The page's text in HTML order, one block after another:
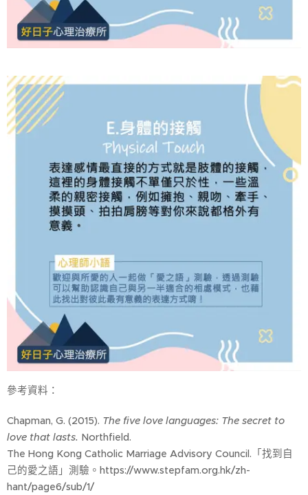
參考資料：
Chapman, G. (2015). The five love languages: The secret to
love that lasts. Northfield.
The Hong Kong Catholic Marriage Advisory Council.「找到自
己的愛之語」測驗。https://www.stepfam.org.hk/zh-
hant/page6/sub/1/